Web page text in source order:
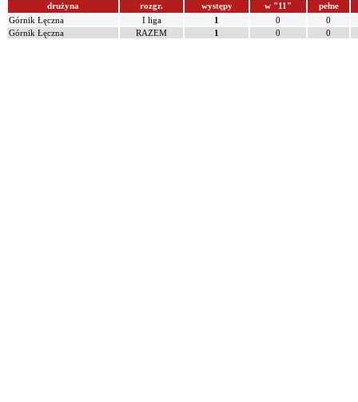
drużyna rozgr. występy w "11"
pełne
Górnik Łęczna
I liga 1 0
0
Górnik Łęczna
RAZEM 1 0 0